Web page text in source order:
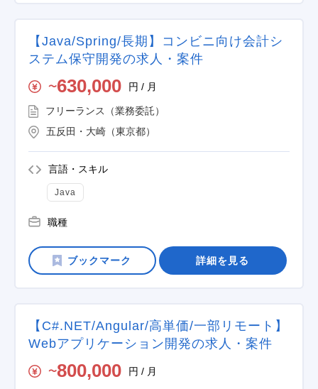
【Java/Spring/長期】コンビニ向け会計シ
ステム保守開発の求人・案件
〜630,000 円 / 月
フリーランス（業務委託）
五反田・大崎（東京都）
言語・スキル
Java
職種
詳細を見る
【C#.NET/Angular/高単価/一部リモート】
Webアプリケーション開発の求人・案件
〜800,000 円 / 月